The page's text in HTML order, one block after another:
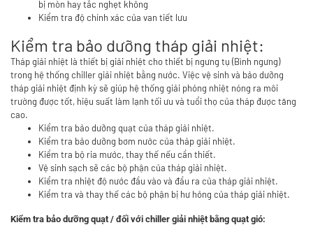
bị mòn hay tắc nghẹt không
Kiểm tra độ chính xác của van tiết lưu
Kiểm tra bảo dưỡng tháp giải nhiệt:
Tháp giải nhiệt là thiết bị giải nhiệt cho thiết bị ngưng tụ (Bình ngưng)
trong hệ thống chiller giải nhiệt bằng nước. Việc vệ sinh và bảo dưỡng
tháp giải nhiệt định kỳ sẽ giúp hệ thống giải phóng nhiệt nóng ra môi
trường được tốt, hiệu suất làm lạnh tối ưu và tuổi thọ của tháp được tăng
cao.
Kiểm tra bảo dưỡng quạt của tháp giải nhiệt.
Kiểm tra bảo dưỡng bơm nước của tháp giải nhiệt.
Kiểm tra bộ ria mước, thay thế nếu cần thiết.
Vệ sinh sạch sẽ các bộ phận của tháp giải nhiệt.
Kiểm tra nhiệt độ nước đầu vào và đầu ra của tháp giải nhiệt.
Kiểm tra và thay thế các bộ phận bị hư hỏng của tháp giải nhiệt.
Kiểm tra bảo dưỡng quạt / đối với chiller giải nhiệt bằng quạt gió: